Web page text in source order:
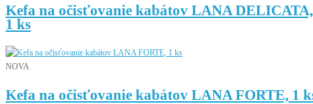
Kefa na očisťovanie kabátov LANA DELICATA,
1 ks
NOVA
Kefa na očisťovanie kabátov LANA FORTE, 1